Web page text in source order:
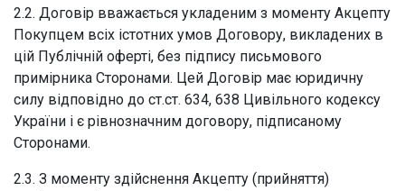
2.2. Договір вважається укладеним з моменту Акцепту
Покупцем всіх істотних умов Договору, викладених в
цій Публічній оферті, без підпису письмового
примірника Сторонами. Цей Договір має юридичну
силу відповідно до ст.ст. 634, 638 Цивільного кодексу
України і є рівнозначним договору, підписаному
Сторонами.
2.3. З моменту здійснення Акцепту (прийняття)